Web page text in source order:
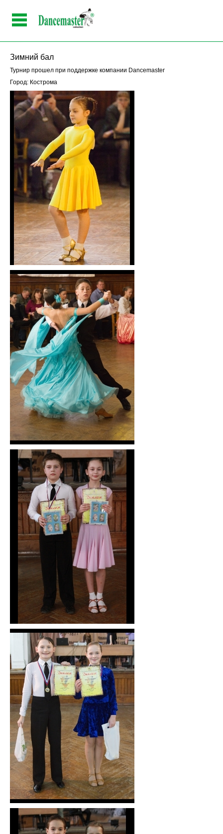
Зимний бал
Турнир прошел при поддержке компании Dancemaster
Город: Кострома